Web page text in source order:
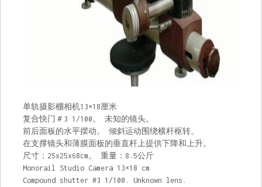
单轨摄影棚相机13×18厘米
复合快门＃3 1/100。 未知的镜头。
前后面板的水平摆动。 倾斜运动围绕横杆枢转。
在支撑镜头和薄膜面板的垂直杆上提供下降和上升。
尺寸：25x25x68cm。 重量：8.5公斤
Monorail Studio Camera 13×18 cm
Compound shutter #3 1/100. Unknown lens.